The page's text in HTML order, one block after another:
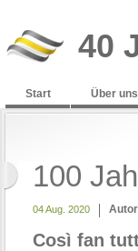
40
Start Über uns
100
04 Aug. 2020
Così fan